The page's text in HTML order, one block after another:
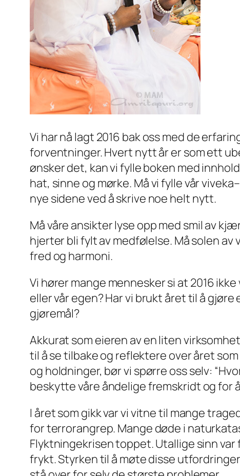
Vi har nå lagt 2016 bak oss med de
forventninger. Hvert nytt år er som ett
ønsker det, kan vi fylle boken med
hat, sinne og mørke. Må vi fylle vår
nye sidene ved å skrive noe helt nytt.
Må våre ansikter lyse opp med smil av
hjerter bli fylt av medfølelse. Må solen
fred og harmoni.
Vi hører mange mennesker si at 2016
eller vår egen? Har vi brukt året til å
gjøremål?
Akkurat som eieren av en liten
til å se tilbake og reflektere over året
og holdninger, bør vi spørre oss selv:
beskytte våre åndelige fremskridt og for
I året som gikk var vi vitne til mange
for terrorangrep. Mange døde i
Flyktningekrisen toppet. Utallige sinn
frykt. Styrken til å møte disse